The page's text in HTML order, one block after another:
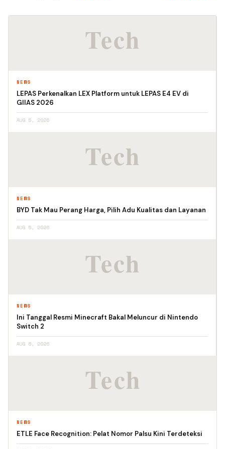
NEWS
LEPAS Perkenalkan LEX Platform untuk LEPAS E4 EV di
GIIAS 2026
AUG 5, 2026
NEWS
BYD Tak Mau Perang Harga, Pilih Adu Kualitas dan Layanan
AUG 5, 2026
NEWS
Ini Tanggal Resmi Minecraft Bakal Meluncur di Nintendo
Switch 2
AUG 6, 2026
NEWS
ETLE Face Recognition: Pelat Nomor Palsu Kini Terdeteksi